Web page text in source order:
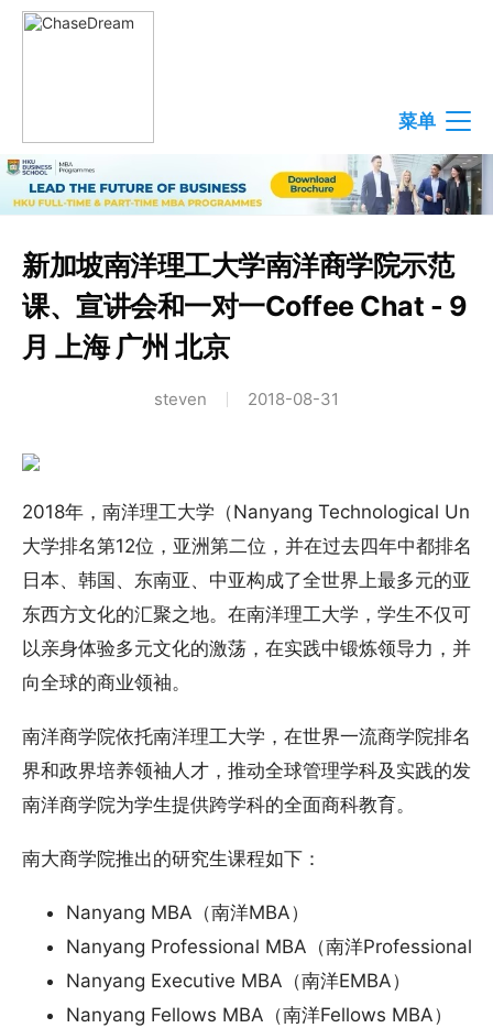
菜单
新加坡南洋理工大学南洋商学院示范
课、宣讲会和一对一Coffee Chat - 9
月 上海 广州 北京
steven 2018-08-31
2018年，南洋理工大学（Nanyang Technological
大学排名第12位，亚洲第二位，并在过去四年中都排名
日本、韩国、东南亚、中亚构成了全世界上最多元的亚
东西方文化的汇聚之地。在南洋理工大学，学生不仅可
以亲身体验多元文化的激荡，在实践中锻炼领导力，并
向全球的商业领袖。
南洋商学院依托南洋理工大学，在世界一流商学院排名
界和政界培养领袖人才，推动全球管理学科及实践的发
南洋商学院为学生提供跨学科的全面商科教育。
南大商学院推出的研究生课程如下：
Nanyang MBA（南洋MBA）
Nanyang Professional MBA（南洋Professional
Nanyang Executive MBA（南洋EMBA）
Nanyang Fellows MBA（南洋Fellows MBA）